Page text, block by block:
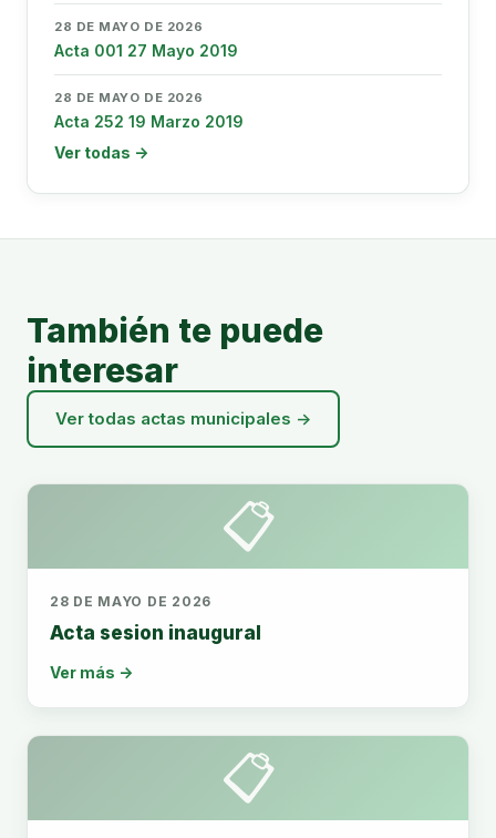
28 DE MAYO DE 2026
Acta 001 27 Mayo 2019
28 DE MAYO DE 2026
Acta 252 19 Marzo 2019
Ver todas →
También te puede
interesar
Ver todas actas municipales →
📋
28 DE MAYO DE 2026
Acta sesion inaugural
Ver más →
📋